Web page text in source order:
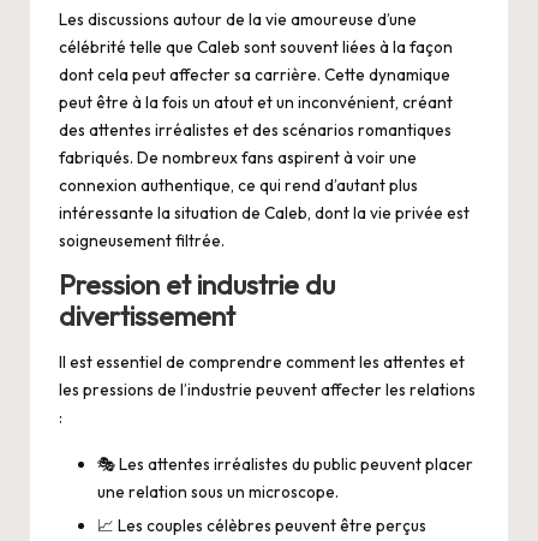
Les discussions autour de la vie amoureuse d’une
célébrité telle que Caleb sont souvent liées à la façon
dont cela peut affecter sa carrière. Cette dynamique
peut être à la fois un atout et un inconvénient, créant
des attentes irréalistes et des scénarios romantiques
fabriqués. De nombreux fans aspirent à voir une
connexion authentique, ce qui rend d’autant plus
intéressante la situation de Caleb, dont la vie privée est
soigneusement filtrée.
Pression et industrie du
divertissement
Il est essentiel de comprendre comment les attentes et
les pressions de l’industrie peuvent affecter les relations
:
🎭 Les attentes irréalistes du public peuvent placer
une relation sous un microscope.
📈 Les couples célèbres peuvent être perçus